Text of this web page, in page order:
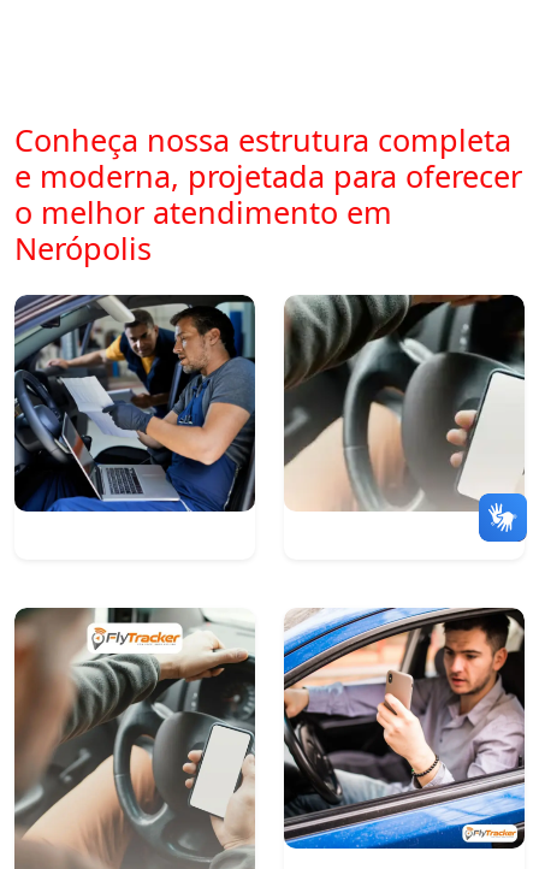
Conheça nossa estrutura completa
e moderna, projetada para oferecer
o melhor atendimento em
Nerópolis